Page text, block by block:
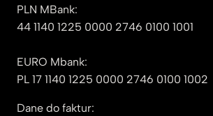
PLN MBank:
44 1140 1225 0000 2746 0100 1001
EURO Mbank:
PL 17 1140 1225 0000 2746 0100 1002
Dane do faktur: